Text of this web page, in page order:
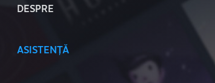
DESPRE
ASISTENȚĂ